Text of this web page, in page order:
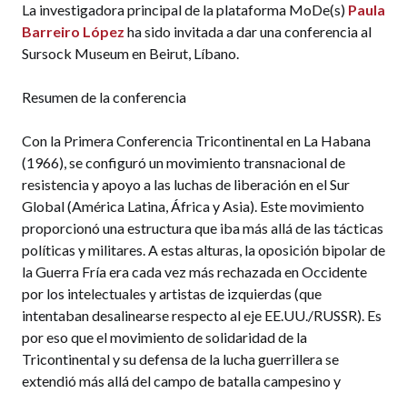
La investigadora principal de la plataforma MoDe(s) Paula
Barreiro López ha sido invitada a dar una conferencia al
Sursock Museum en Beirut, Líbano.
Resumen de la conferencia
Con la Primera Conferencia Tricontinental en La Habana
(1966), se configuró un movimiento transnacional de
resistencia y apoyo a las luchas de liberación en el Sur
Global (América Latina, África y Asia). Este movimiento
proporcionó una estructura que iba más allá de las tácticas
políticas y militares. A estas alturas, la oposición bipolar de
la Guerra Fría era cada vez más rechazada en Occidente
por los intelectuales y artistas de izquierdas (que
intentaban desalinearse respecto al eje EE.UU./RUSSR). Es
por eso que el movimiento de solidaridad de la
Tricontinental y su defensa de la lucha guerrillera se
extendió más allá del campo de batalla campesino y